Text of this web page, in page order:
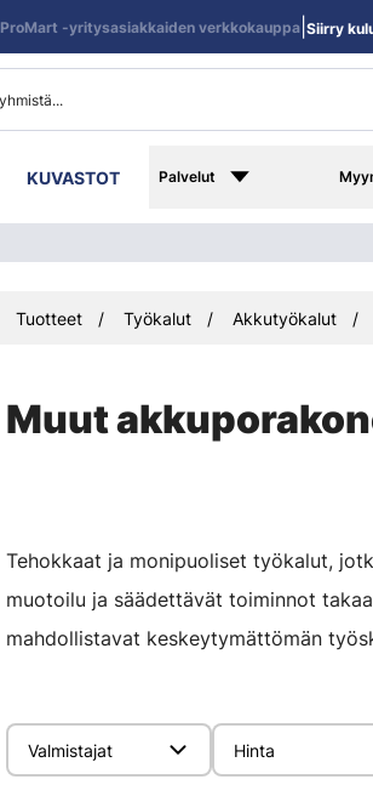
KUVASTOT Palvelut
ProMart -yritysasiakkaiden verkkokauppa| Siirry
Tuotteet Työkalut Akkutyökalut
Muut
Tehokkaat ja monipuoliset työkalut,
muotoilu ja säädettävät toiminnot
mahdollistavat keskeytymättömän
Valmistajat Hinta